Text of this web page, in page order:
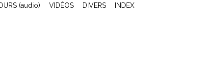
(audio) VIDÉOS DIVERS INDEX